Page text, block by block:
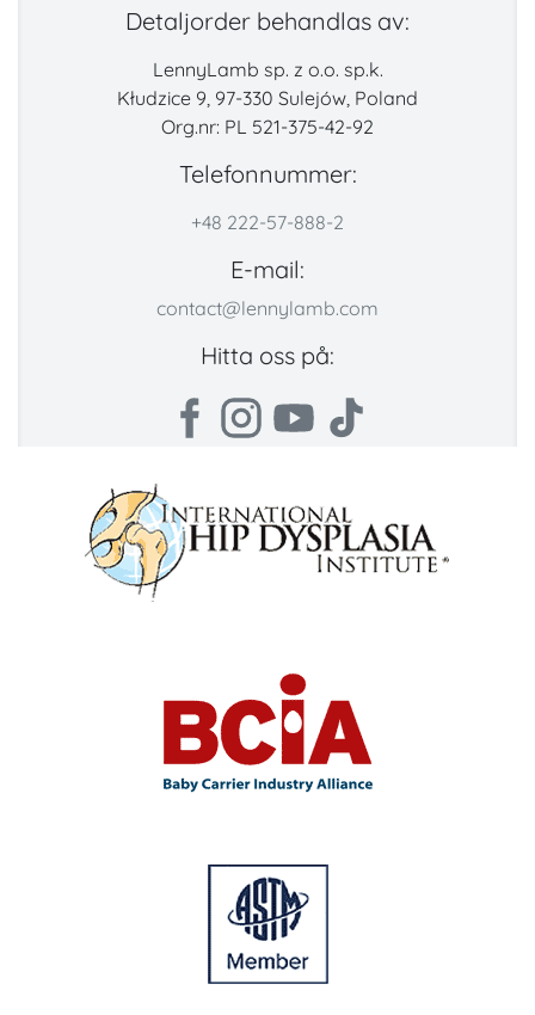
Detaljorder behandlas av:
LennyLamb sp. z o.o. sp.k.
Kłudzice 9, 97-330 Sulejów, Poland
Org.nr: PL 521-375-42-92
Telefonnummer:
+48 222-57-888-2
E-mail:
contact@lennylamb.com
Hitta oss på: